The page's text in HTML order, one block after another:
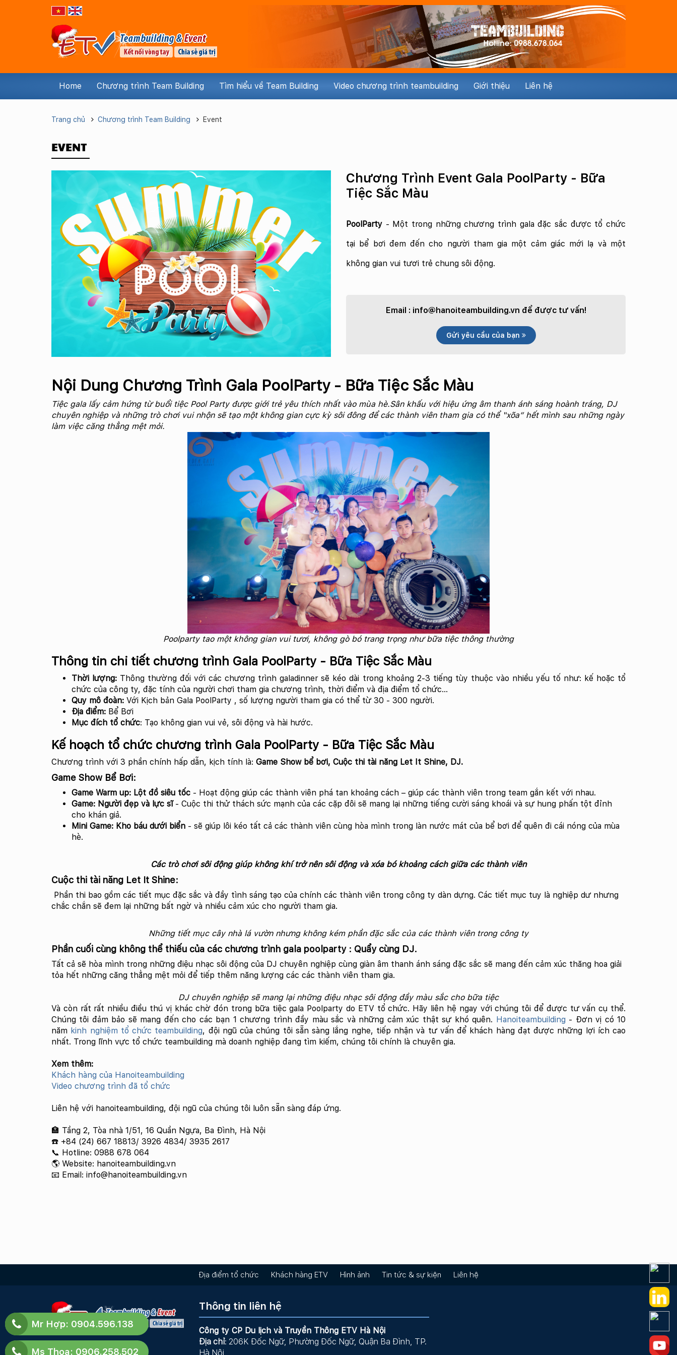
Home Chương trình Team Building Tìm hiểu về Team Building Video chương trình teambuilding Giới thiệu Liên hệ
Trang chủ Chương trình Team Building Event
EVENT
Chương Trình Event Gala PoolParty - Bữa
Tiệc Sắc Màu
PoolParty - Một trong những chương trình gala đặc sắc được tổ chức
tại bể bơi đem đến cho người tham gia một cảm giác mới lạ và một
không gian vui tươi trẻ chung sôi động.
Email : info@hanoiteambuilding.vn để được tư vấn!
Gửi yêu cầu của bạn
Nội Dung Chương Trình Gala PoolParty - Bữa Tiệc Sắc Màu
Tiệc gala lấy cảm hứng từ buổi tiệc Pool Party được giới trẻ yêu thích nhất vào mùa hè.Sân khấu với hiệu ứng âm thanh ánh sáng hoành tráng, DJ
chuyên nghiệp và những trò chơi vui nhộn sẽ tạo một không gian cực kỳ sôi đông để các thành viên tham gia có thể “xõa” hết mình sau những ngày
làm việc căng thẳng mệt mỏi.
Poolparty tao một không gian vui tươi, không gò bó trang trọng như bữa tiệc thông thường
Thông tin chi tiết chương trình Gala PoolParty - Bữa Tiệc Sắc Màu
Thời lượng: Thông thường đối với các chương trình galadinner sẽ kéo dài trong khoảng 2-3 tiếng tùy thuộc vào nhiều yếu tố như: kế hoặc tổ
chức của công ty, đặc tính của người chơi tham gia chương trình, thời điểm và địa điểm tổ chức...
Quy mô đoàn: Với Kịch bản Gala PoolParty , số lượng người tham gia có thể từ 30 - 300 người.
Địa điểm: Bể Bơi
Mục đích tổ chức: Tạo không gian vui vẻ, sôi động và hài hước.
Kế hoạch tổ chức chương trình Gala PoolParty - Bữa Tiệc Sắc Màu
Chương trình với 3 phần chính hấp dẫn, kịch tính là: Game Show bể bơi, Cuộc thi tài năng Let It Shine, DJ.
Game Show Bể Bơi:
Game Warm up: Lột đồ siêu tốc - Hoạt động giúp các thành viên phá tan khoảng cách – giúp các thành viên trong team gắn kết với nhau.
Game: Người đẹp và lực sĩ - Cuộc thi thử thách sức mạnh của các cặp đôi sẽ mang lại những tiếng cười sáng khoái và sự hung phấn tột đỉnh
cho khán giả.
Mini Game: Kho báu dưới biển - sẽ giúp lôi kéo tất cả các thành viên cùng hòa mình trong làn nước mát của bể bơi để quên đi cái nóng của mùa
hè.
Các trò chơi sôi động giúp không khí trở nên sôi động và xóa bó khoảng cách giữa các thành viên
Cuộc thi tài năng Let It Shine:
Phần thi bao gồm các tiết mục đặc sắc và đầy tình sáng tạo của chính các thành viên trong công ty dàn dựng. Các tiết mục tuy là nghiệp dư nhưng
chắc chắn sẽ đem lại những bất ngờ và nhiều cảm xúc cho người tham gia.
Những tiết mục cây nhà lá vườn nhưng không kém phần đặc sắc của các thành viên trong công ty
Phần cuối cùng không thể thiếu của các chương trình gala poolparty : Quẩy cùng DJ.
Tất cả sẽ hòa mình trong những điệu nhạc sôi động của DJ chuyên nghiệp cùng giàn âm thanh ánh sáng đặc sắc sẽ mang đến cảm xúc thăng hoa giải
tỏa hết những căng thẳng mệt mỏi để tiếp thêm năng lượng các các thành viên tham gia.
DJ chuyên nghiệp sẽ mang lại những điệu nhạc sôi động đầy màu sắc cho bữa tiệc
Và còn rất rất nhiều điều thú vị khác chờ đón trong bữa tiệc gala Poolparty do ETV tổ chức. Hãy liên hệ ngay với chúng tôi để được tư vấn cụ thể.
Chúng tôi đảm bảo sẽ mang đến cho các bạn 1 chương trình đầy màu sắc và những cảm xúc thật sự khó quên. Hanoiteambuilding - Đơn vị có 10
năm kinh nghiệm tổ chức teambuilding, đội ngũ của chúng tôi sẵn sàng lắng nghe, tiếp nhận và tư vấn để khách hàng đạt được những lợi ích cao
nhất. Trong lĩnh vực tổ chức teambuilding mà doanh nghiệp đang tìm kiếm, chúng tôi chính là chuyên gia.
Xem thêm:
Khách hàng của Hanoiteambuilding
Video chương trình đã tổ chức
Liên hệ với hanoiteambuilding, đội ngũ của chúng tôi luôn sẵn sàng đáp ứng.
🏣 Tầng 2, Tòa nhà 1/51, 16 Quần Ngựa, Ba Đình, Hà Nội
☎️ +84 (24) 667 18813/ 3926 4834/ 3935 2617
📞 Hotline: 0988 678 064
🌎 Website: hanoiteambuilding.vn
📧 Email: info@hanoiteambuilding.vn
Địa điểm tổ chức Khách hàng ETV Hình ảnh Tin tức & sự kiện Liên hệ
Thông tin liên hệ
Công ty CP Du lịch và Truyền Thông ETV Hà Nội
Địa chỉ: 206K Đốc Ngữ, Phường Đốc Ngữ, Quận Ba Đình, TP.
Hà Nội
Mr Hợp: 0904.596.138
Ms Thoa: 0906.258.502